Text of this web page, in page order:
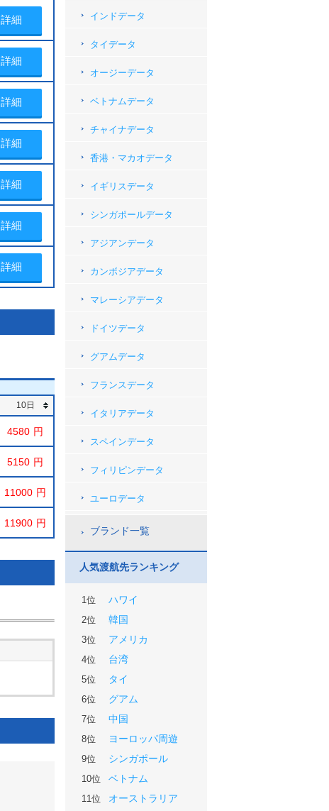
詳細
詳細
詳細
詳細
詳細
詳細
詳細
10日
4580
5150
11000
11900
インドデータ
タイデータ
オージーデータ
ベトナムデータ
チャイナデータ
香港・マカオデータ
イギリスデータ
シンガポールデータ
アジアンデータ
カンボジアデータ
マレーシアデータ
ドイツデータ
グアムデータ
フランスデータ
イタリアデータ
スペインデータ
フィリピンデータ
ユーロデータ
ブランド一覧
人気渡航先ランキング
1位 ハワイ
2位 韓国
3位 アメリカ
4位 台湾
5位 タイ
6位 グアム
7位 中国
8位 ヨーロッパ周遊
9位 シンガポール
10位 ベトナム
11位 オーストラリア